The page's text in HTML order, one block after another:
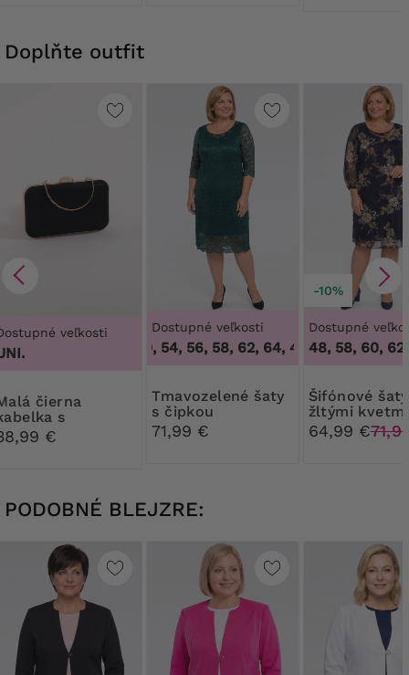
Doplňte outfit
veľkosti
s
€
Dostupné veľkosti
48, 50, 54, 56, 58, 62, 64,48, 50, 54, 56,
Tmavozelené šaty
s čipkou
71,99 €
-10%
Dostupné
48, 58, 60,
Šifónové šaty so
žltými kvetmi
64,99 €
PODOBNÉ BLEJZRE: